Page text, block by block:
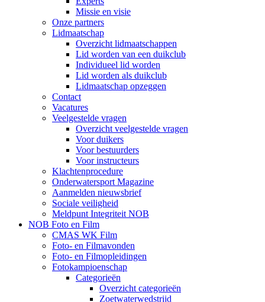
Missie en visie
Onze partners
Lidmaatschap
Overzicht lidmaatschappen
Lid worden van een duikclub
Individueel lid worden
Lid worden als duikclub
Lidmaatschap opzeggen
Contact
Vacatures
Veelgestelde vragen
Overzicht veelgestelde vragen
Voor duikers
Voor bestuurders
Voor instructeurs
Klachtenprocedure
Onderwatersport Magazine
Aanmelden nieuwsbrief
Sociale veiligheid
Meldpunt Integriteit NOB
NOB Foto en Film
CMAS WK Film
Foto- en Filmavonden
Foto- en Filmopleidingen
Fotokampioenschap
Categorieën
Overzicht categorieën
Zoetwaterwedstrijd